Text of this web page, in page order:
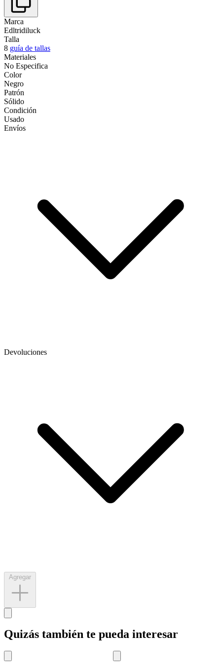
Marca
Edltridiluck
Talla
8 guía de tallas
Materiales
No Especifica
Color
Negro
Patrón
Sólido
Condición
Usado
Envíos
Devoluciones
Quizás también te pueda interesar